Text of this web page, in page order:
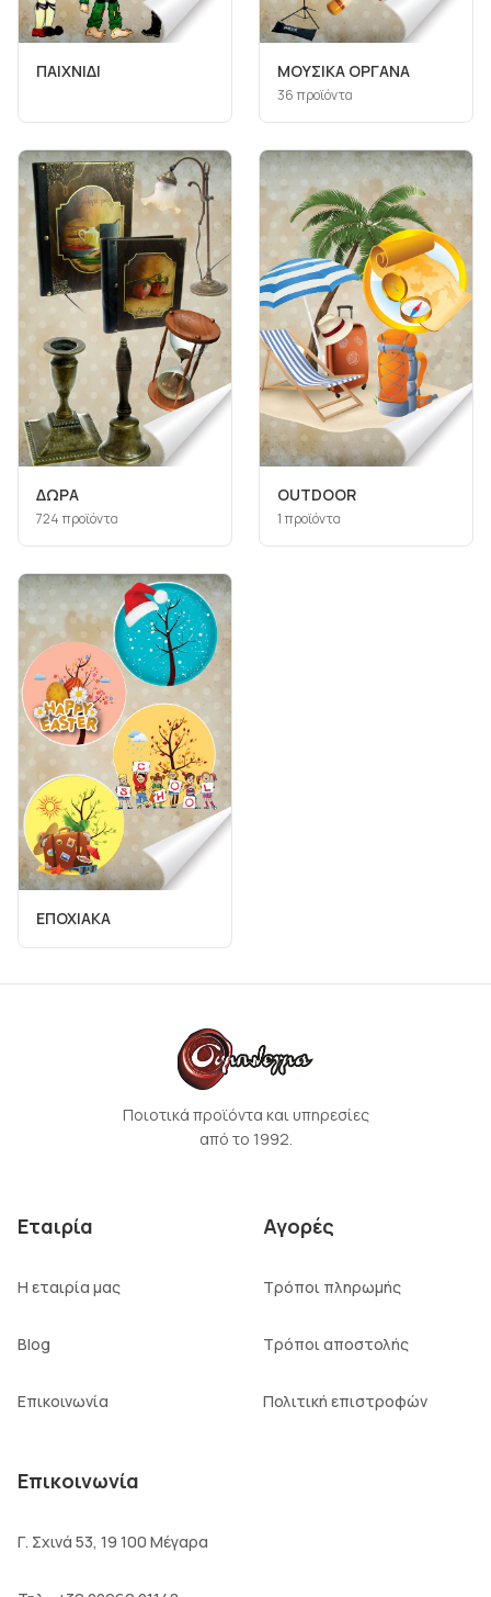
ΠΑΙΧΝΙΔΙ ΜΟΥΣΙΚΑ ΟΡΓΑΝΑ
36προϊόντα
ΔΩΡΑ
724προϊόντα
ΟUTDOOR
1προϊόντα
ΕΠΟΧΙΑΚΑ
Ποιοτικά προϊόντα και υπηρεσίες
από το 1992.
Εταιρία
Η εταιρία μας
Blog
Επικοινωνία
Αγορές
Τρόποι πληρωμής
Τρόποι αποστολής
Πολιτική επιστροφών
Επικοινωνία
Γ. Σχινά 53, 19 100 Μέγαρα